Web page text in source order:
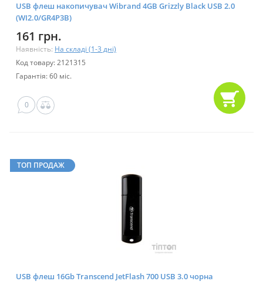
USB флеш накопичувач Wibrand 4GB Grizzly Black USB 2.0
(WI2.0/GR4P3B)
161 грн.
Наявність: На складі (1-3 дні)
Код товару: 2121315
Гарантія: 60 міс.
0
ТОП ПРОДАЖ
USB флеш 16Gb Transcend JetFlash 700 USB 3.0 чорна